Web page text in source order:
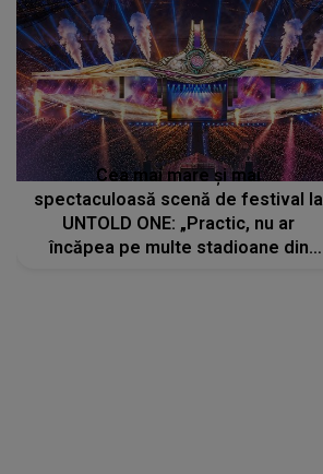
Cea mai mare și mai
spectaculoasă scenă de festival la
UNTOLD ONE: „Practic, nu ar
încăpea pe multe stadioane din